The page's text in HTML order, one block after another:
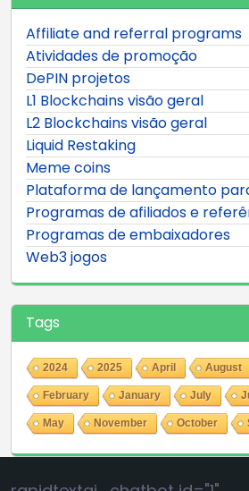
Affiliate and referral programs
Atividades de promoção
DePIN projetos
L1 Blockchains visão geral
L2 Blockchains visão geral
Liquid Restaking
Meme coins
Plataforma de lançamento
Programas de afiliados e
Programas de embaixadores
Web3 jogos
Tags
2024 2025 April August
February January July
May November October